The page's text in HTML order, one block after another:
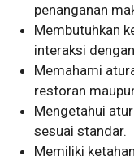
penanganan
Membutuhkan
interaksi
Memahami
restoran
Mengetahui
sesuai standar.
Memiliki